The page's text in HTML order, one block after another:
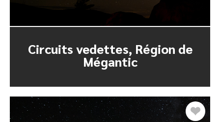
Circuits vedettes, Région de
Mégantic